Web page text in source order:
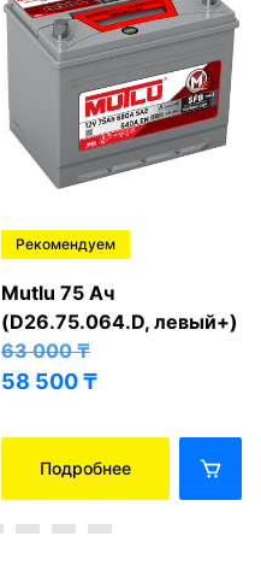
Рекомендуем
Mutlu 75 Ач
(D26.75.064.D, левый+)
63 000₸
58 500₸
Подробнее